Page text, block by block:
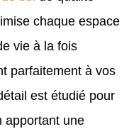
chaque espace
vie à la fois
parfaitement à vos
est étudié pour
apportant une